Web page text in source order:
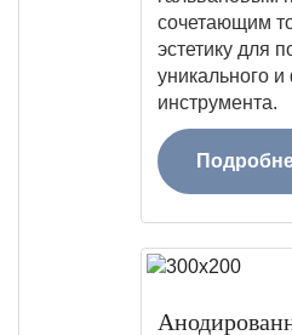
сочетающим
эстетику для
уникального
инструмента.